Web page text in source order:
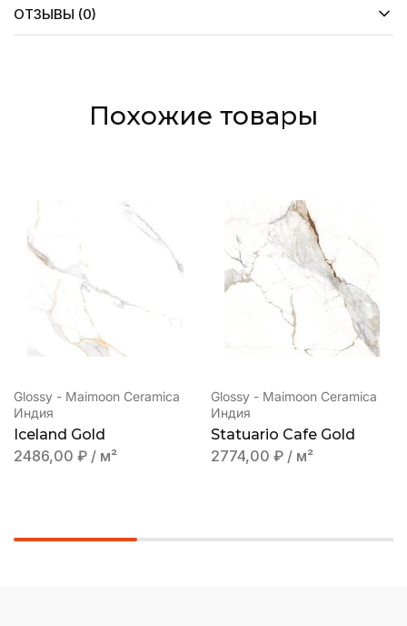
ОТЗЫВЫ (0)
Похожие товары
Glossy - Maimoon Ceramica
Индия
Iceland Gold
2486,00 ₽ / м²
Glossy - Maimoon Ceramica
Индия
Statuario Cafe Gold
2774,00 ₽ / м²